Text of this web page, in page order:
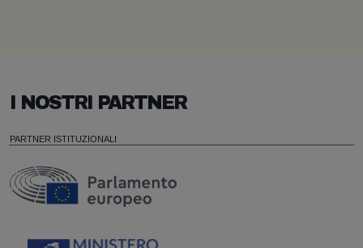
I NOSTRI PARTNER
PARTNER ISTITUZIONALI